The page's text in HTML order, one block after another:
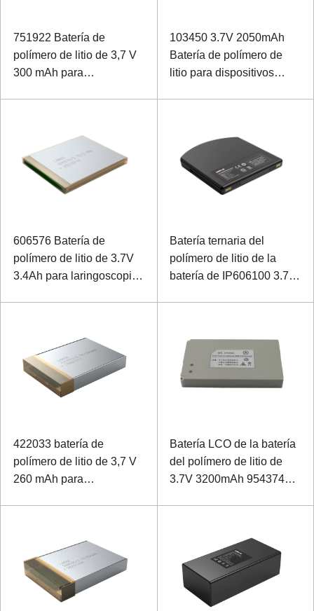
751922 Batería de
polímero de litio de 3,7 V
300 mAh para
103450 3.7V 2050mAh
Batería de polímero de
litio para dispositivos
606576 Batería de
polímero de litio de 3.7V
3.4Ah para laringoscopio
Batería ternaria del
polímero de litio de la
batería de IP606100 3.7V
422033 batería de
polímero de litio de 3,7 V
260 mAh para
Batería LCO de la batería
del polímero de litio de
3.7V 3200mAh 954374